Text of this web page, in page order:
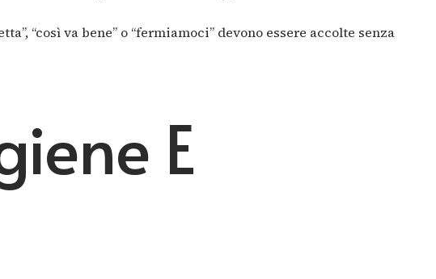
“così va bene” o “fermiamoci” devono essere accolte senza
E